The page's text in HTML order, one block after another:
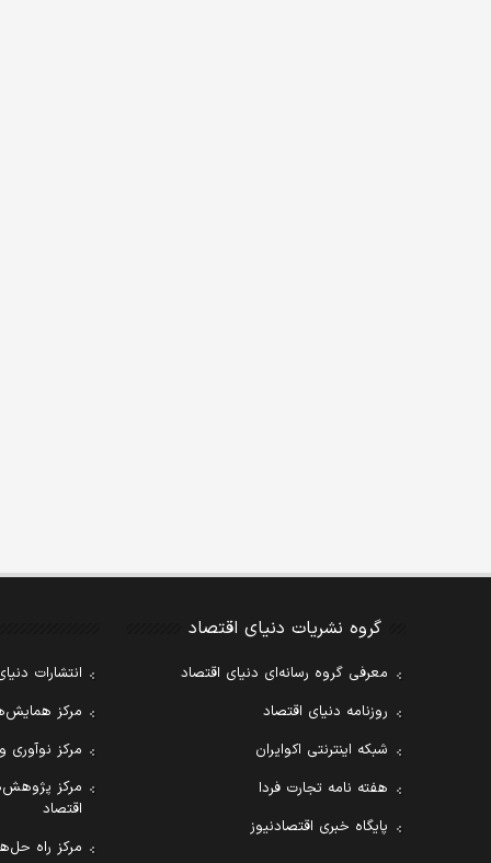
گروه نشریات دنیای اقتصاد
معرفی گروه رسانه‌ای دنیای اقتصاد
روزنامه دنیای اقتصاد
شبکه اینترنتی اکوایران
هفته نامه تجارت فردا
پایگاه خبری اقتصادنیوز
انتشارات
مرکز
مرکز نوآوری
مرکز
اقتصاد
مرکز راه